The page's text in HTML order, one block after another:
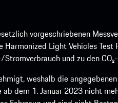
vorgeschriebenen
Light Vehicles
und zu den
weshalb die
dem 1. Januar 2023 nicht